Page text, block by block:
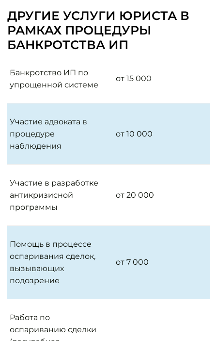
ДРУГИЕ УСЛУГИ ЮРИСТА В
РАМКАХ ПРОЦЕДУРЫ
БАНКРОТСТВА ИП
Банкротство ИП по
упрощенной системе
от 15 000
Участие адвоката в
процедуре
наблюдения
от 10 000
Участие в разработке
антикризисной
программы
от 20 000
Помощь в процессе
оспаривания сделок,
вызывающих
подозрение
от 7 000
Работа по
оспариванию сделки